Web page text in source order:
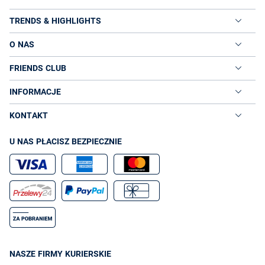
TRENDS & HIGHLIGHTS
O NAS
FRIENDS CLUB
INFORMACJE
KONTAKT
U NAS PŁACISZ BEZPIECZNIE
NASZE FIRMY KURIERSKIE